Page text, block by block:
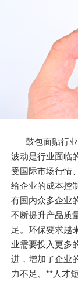
鼓包面贴行
波动是行业面临
受国际市场行情
给企业的成本控
有国内众多企业
不断提升产品质
足。环保要求越
业需要投入更多
进，增加了企业
力不足、**人才